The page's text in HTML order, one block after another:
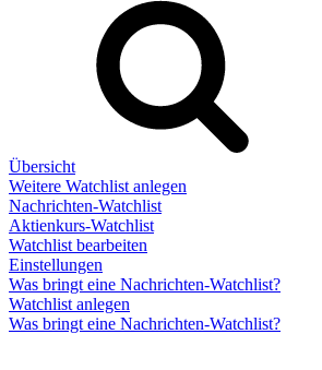
Übersicht
Weitere Watchlist anlegen
Nachrichten-Watchlist
Aktienkurs-Watchlist
Watchlist bearbeiten
Einstellungen
Was bringt eine Nachrichten-Watchlist?
Watchlist anlegen
Was bringt eine Nachrichten-Watchlist?